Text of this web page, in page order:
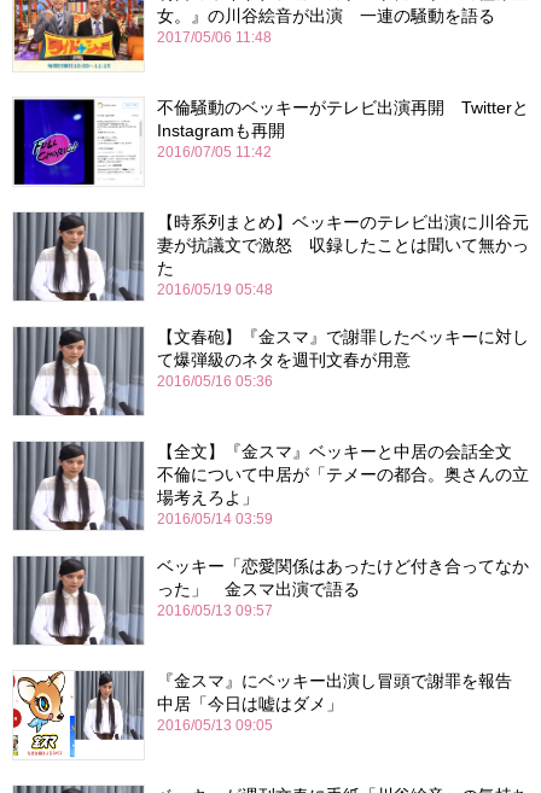
女。』の川谷絵音が出演 一連の騒動を語る
2017/05/06 11:48
不倫騒動のベッキーがテレビ出演再開 Twitterと
Instagramも再開
2016/07/05 11:42
【時系列まとめ】ベッキーのテレビ出演に川谷元
妻が抗議文で激怒 収録したことは聞いて無かっ
た
2016/05/19 05:48
【文春砲】『金スマ』で謝罪したベッキーに対し
て爆弾級のネタを週刊文春が用意
2016/05/16 05:36
【全文】『金スマ』ベッキーと中居の会話全文
不倫について中居が「テメーの都合。奥さんの立
場考えろよ」
2016/05/14 03:59
ベッキー「恋愛関係はあったけど付き合ってなか
った」 金スマ出演で語る
2016/05/13 09:57
『金スマ』にベッキー出演し冒頭で謝罪を報告
中居「今日は嘘はダメ」
2016/05/13 09:05